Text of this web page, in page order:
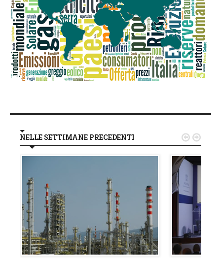
NELLE SETTIMANE PRECEDENTI  